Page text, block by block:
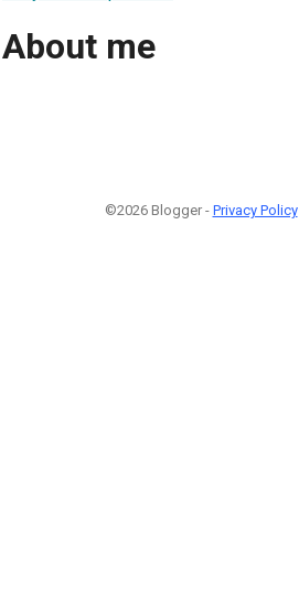
About me
©2026 Blogger - Privacy Policy